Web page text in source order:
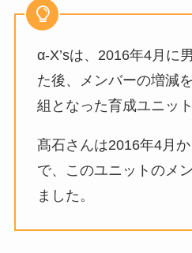
α-X’sは、2016年4月に
た後、メンバーの増減
組となった育成ユニット
髙石さんは2016年4月
で、このユニットのメ
ました。